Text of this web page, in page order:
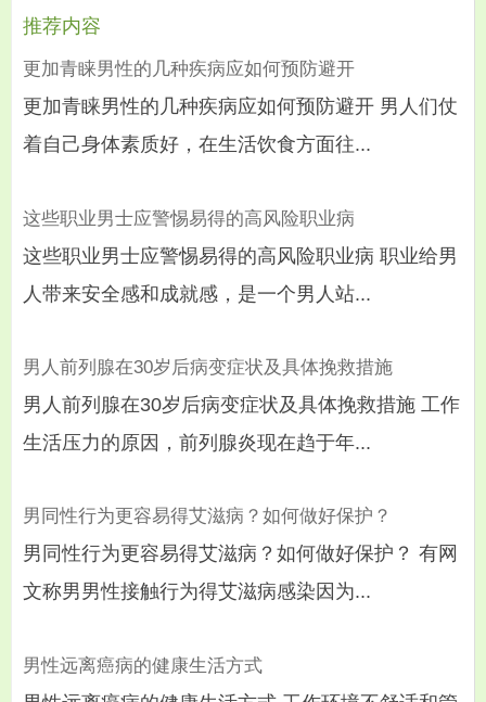
推荐内容
更加青睐男性的几种疾病应如何预防避开
更加青睐男性的几种疾病应如何预防避开 男人们仗
着自己身体素质好，在生活饮食方面往...
这些职业男士应警惕易得的高风险职业病
这些职业男士应警惕易得的高风险职业病 职业给男
人带来安全感和成就感，是一个男人站...
男人前列腺在30岁后病变症状及具体挽救措施
男人前列腺在30岁后病变症状及具体挽救措施 工作
生活压力的原因，前列腺炎现在趋于年...
男同性行为更容易得艾滋病？如何做好保护？
男同性行为更容易得艾滋病？如何做好保护？ 有网
文称男男性接触行为得艾滋病感染因为...
男性远离癌病的健康生活方式